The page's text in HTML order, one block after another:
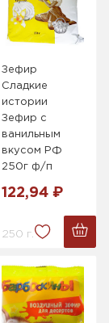
Зефир
Сладкие
истории
Зефир с
ванильным
вкусом РФ
250г ф/п
122,94 ₽
250 г.